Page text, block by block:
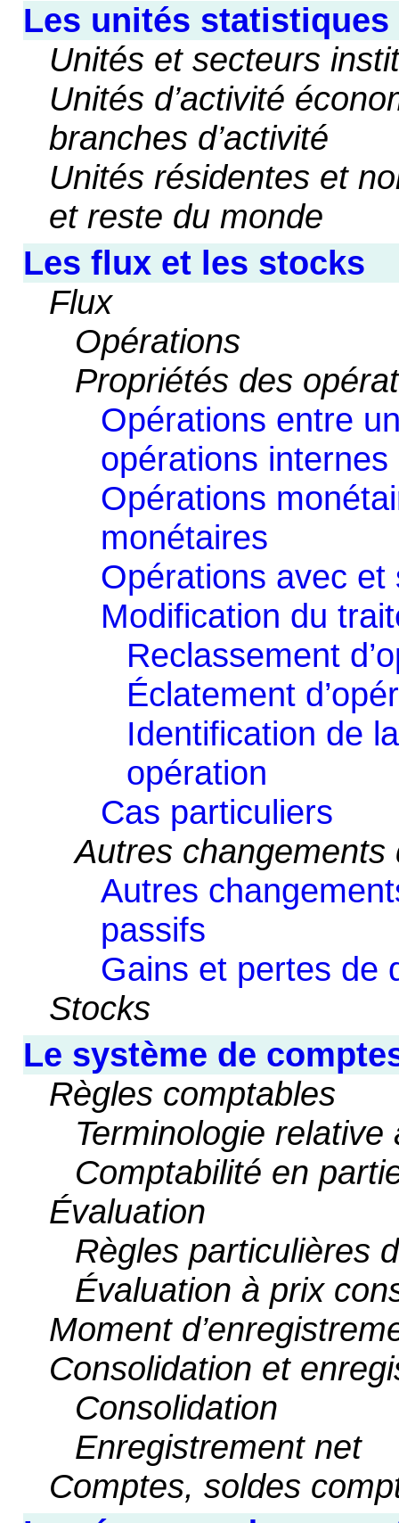
Les unités
Unités et secteurs
Unités d’activité
branches d’activité
Unités résidentes et
et reste du monde
Les flux et les stocks
Flux
Opérations
Propriétés des
Opérations entre
opérations internes
Opérations
monétaires
Opérations avec
Modification du
Reclassement
Éclatement
Identification de
opération
Cas particuliers
Autres changements
Autres
passifs
Gains et pertes de
Stocks
Le système de
Règles comptables
Terminologie
Comptabilité en
Évaluation
Règles particulières
Évaluation à prix
Moment
Consolidation et
Consolidation
Enregistrement net
Comptes, soldes